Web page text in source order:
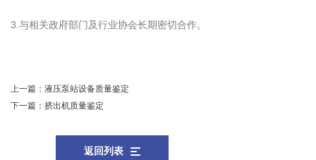
3.与相关政府部门及行业协会长期密切合作。
上一篇： 液压泵站设备质量鉴定
下一篇： 挤出机质量鉴定
返回列表